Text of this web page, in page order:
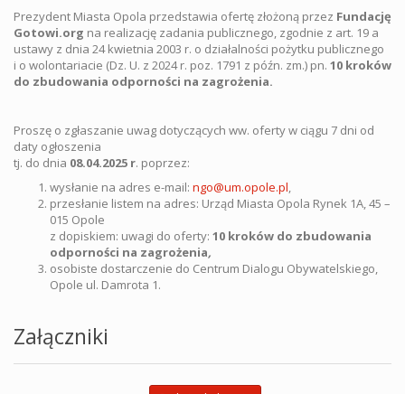
Prezydent Miasta Opola przedstawia ofertę złożoną przez Fundację
Gotowi.org na realizację zadania publicznego, zgodnie z art. 19 a
ustawy z dnia 24 kwietnia 2003 r. o działalności pożytku publicznego
i o wolontariacie (Dz. U. z 2024 r. poz. 1791 z późn. zm.) pn. 10 kroków
do zbudowania odporności na zagrożenia.
Proszę o zgłaszanie uwag dotyczących ww. oferty w ciągu 7 dni od
daty ogłoszenia
tj. do dnia 08.04.2025 r. poprzez:
wysłanie na adres e-mail: ngo@um.opole.pl,
przesłanie listem na adres: Urząd Miasta Opola Rynek 1A, 45 –
015 Opole
z dopiskiem: uwagi do oferty: 10 kroków do zbudowania
odporności na zagrożenia,
osobiste dostarczenie do Centrum Dialogu Obywatelskiego,
Opole ul. Damrota 1.
Załączniki